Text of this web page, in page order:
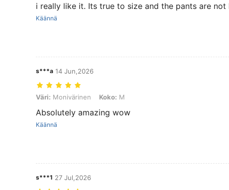
i really like it. Its true to size and the pants are not
Käännä
s***a 14 Jun,2026
Väri: Monivärinen, Koko: M
Väri: Monivärinen Koko: M
Absolutely amazing wow
Käännä
s***1 27 Jul,2026